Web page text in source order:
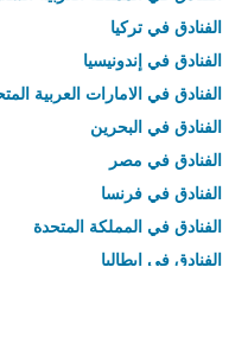
الفنادق في تركيا
الفنادق في إندونيسيا
الفنادق في الامارات العربية
الفنادق في البحرين
الفنادق في مصر
الفنادق في فرنسا
الفنادق في المملكة المتحدة
الفنادق في إيطاليا